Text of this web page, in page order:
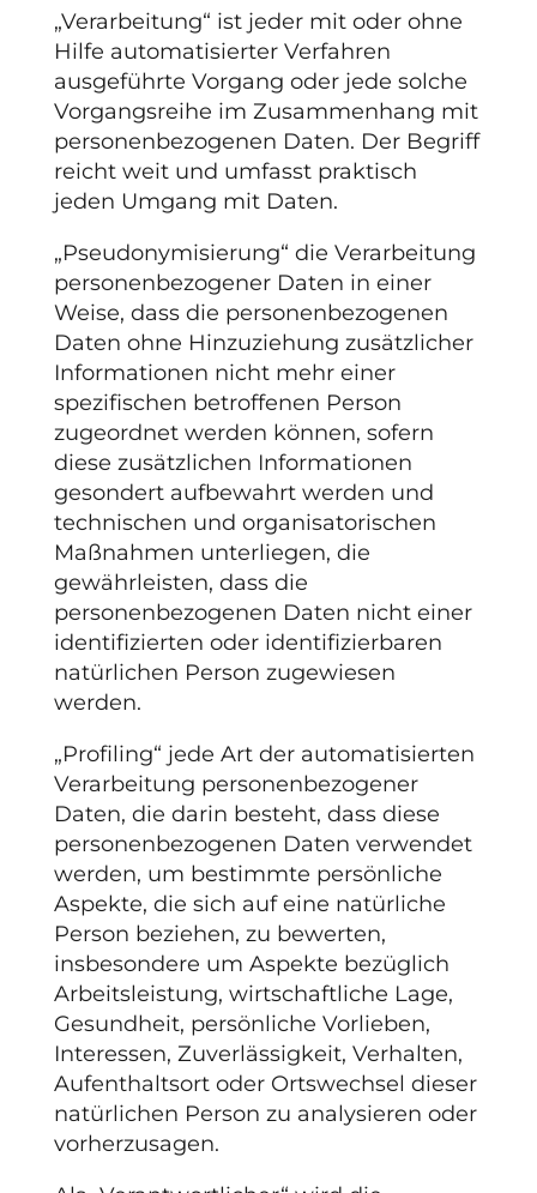
„Verarbeitung“ ist jeder mit oder ohne
Hilfe automatisierter Verfahren
ausgeführte Vorgang oder jede solche
Vorgangsreihe im Zusammenhang mit
personenbezogenen Daten. Der Begriff
reicht weit und umfasst praktisch
jeden Umgang mit Daten.
„Pseudonymisierung“ die Verarbeitung
personenbezogener Daten in einer
Weise, dass die personenbezogenen
Daten ohne Hinzuziehung zusätzlicher
Informationen nicht mehr einer
spezifischen betroffenen Person
zugeordnet werden können, sofern
diese zusätzlichen Informationen
gesondert aufbewahrt werden und
technischen und organisatorischen
Maßnahmen unterliegen, die
gewährleisten, dass die
personenbezogenen Daten nicht einer
identifizierten oder identifizierbaren
natürlichen Person zugewiesen
werden.
„Profiling“ jede Art der automatisierten
Verarbeitung personenbezogener
Daten, die darin besteht, dass diese
personenbezogenen Daten verwendet
werden, um bestimmte persönliche
Aspekte, die sich auf eine natürliche
Person beziehen, zu bewerten,
insbesondere um Aspekte bezüglich
Arbeitsleistung, wirtschaftliche Lage,
Gesundheit, persönliche Vorlieben,
Interessen, Zuverlässigkeit, Verhalten,
Aufenthaltsort oder Ortswechsel dieser
natürlichen Person zu analysieren oder
vorherzusagen.